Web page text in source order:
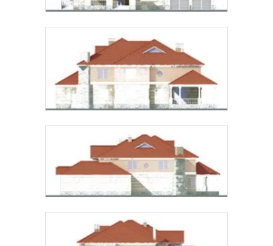
Telegram MAX
согласие на обработку персональных данных
подтверждаю, что ознакомлен(а) сполитикой
обработки персональных данных.
Рассчитать стоимость